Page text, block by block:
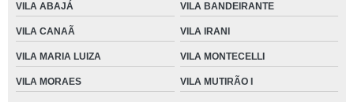
VILA ABAJÁ VILA BANDEIRANTE
VILA CANAÃ VILA IRANI
VILA MARIA LUIZA VILA MONTECELLI
VILA MORAES VILA MUTIRÃO I